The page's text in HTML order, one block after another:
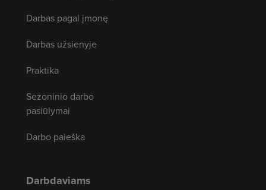
Darbas pagal įmonę
Darbas užsienyje
Praktika
Sezoninio darbo
pasiūlymai
Darbo paieška
Darbdaviams